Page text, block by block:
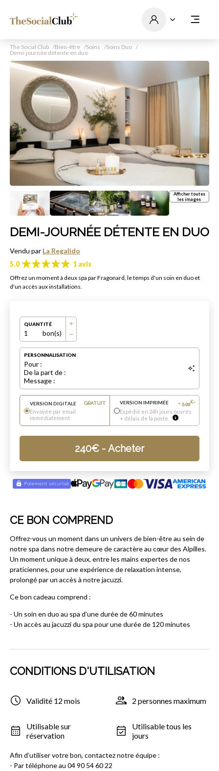
The Social Club Bien-être Soins
Soins Duo
Demi-journée détente en duo
Afficher toutes
les images
DEMI-JOURNÉE DÉTENTE EN DUO
Vendu par La Regalido
5.0
1 avis
Offrez un moment à deux spa par Fragonard, le temps d'un soin en duo et
d'un accès aux installations.
QUANTITÉ
1 bon(s)
PERSONNALISATION
Pour :
De la part de :
Message :
VERSION DIGITALE GRATUIT
Envoyée par email
immédiatement
VERSION IMPRIMÉE + 5.99€*
Expédié en 24h jours ouvrés
+ délais de la poste.
240€ - Acheter
CE BON COMPREND
Offrez-vous un moment dans un univers de bien-être au sein de
notre spa dans notre demeure de caractère au cœur des Alpilles.
Un moment unique à deux, entre les mains expertes de nos
praticiennes, pour une expérience de relaxation intense,
prolongé par un accès à notre jacuzzi.
Ce bon cadeau comprend :
- Un soin en duo au spa d'une durée de 60 minutes
- Un accès au jacuzzi du spa pour une durée de 120 minutes
CONDITIONS D'UTILISATION
Validité 12 mois 2 personnes maximum
Utilisable sur
réservation
Utilisable tous les
jours
Afin d’utiliser votre bon, contactez notre équipe :
- Par téléphone au 04 90 54 60 22